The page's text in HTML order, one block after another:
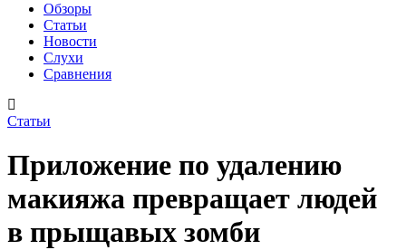
Обзоры
Статьи
Новости
Слухи
Сравнения
Статьи
Приложение по удалению
макияжа превращает людей
в прыщавых зомби